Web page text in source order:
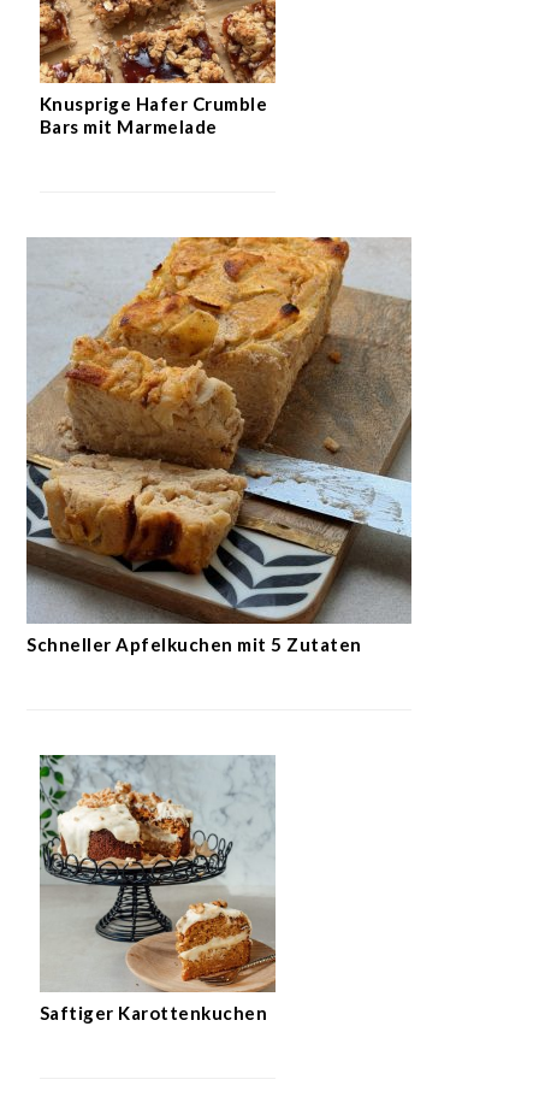
Knusprige Hafer Crumble
Bars mit Marmelade
Schneller Apfelkuchen mit 5 Zutaten
Saftiger Karottenkuchen